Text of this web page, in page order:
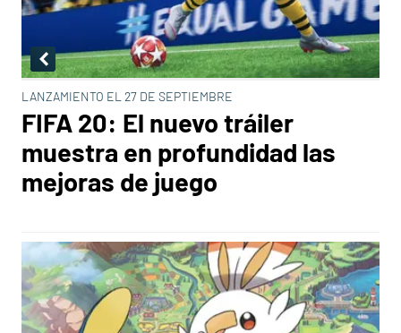
LANZAMIENTO EL 27 DE SEPTIEMBRE
FIFA 20: El nuevo tráiler
muestra en profundidad las
mejoras de juego